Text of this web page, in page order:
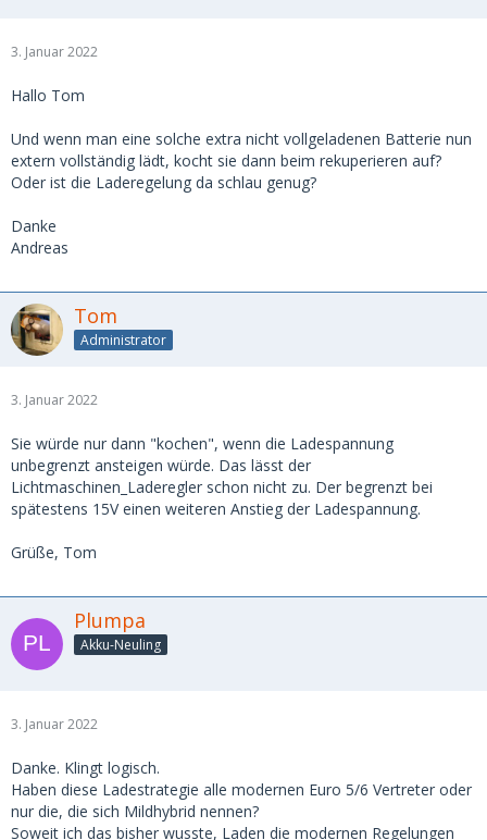
3. Januar 2022
Hallo Tom
Und wenn man eine solche extra nicht vollgeladenen Batterie nun
extern vollständig lädt, kocht sie dann beim rekuperieren auf?
Oder ist die Laderegelung da schlau genug?
Danke
Andreas
Tom
Administrator
3. Januar 2022
Sie würde nur dann "kochen", wenn die Ladespannung
unbegrenzt ansteigen würde. Das lässt der
Lichtmaschinen_Laderegler schon nicht zu. Der begrenzt bei
spätestens 15V einen weiteren Anstieg der Ladespannung.
Grüße, Tom
Plumpa
Akku-Neuling
3. Januar 2022
Danke. Klingt logisch.
Haben diese Ladestrategie alle modernen Euro 5/6 Vertreter oder
nur die, die sich Mildhybrid nennen?
Soweit ich das bisher wusste, Laden die modernen Regelungen